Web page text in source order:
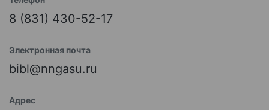
8 (831) 430-52-17
Электронная почта
bibl@nngasu.ru
Адрес